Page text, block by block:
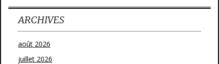
ARCHIVES
août 2026
juillet 2026